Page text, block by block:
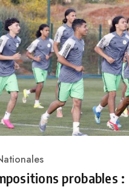
probables :